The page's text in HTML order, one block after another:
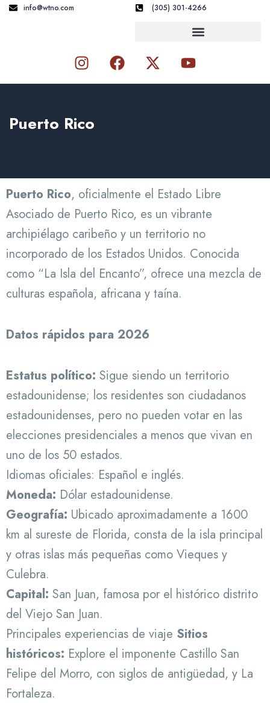
Skip
info@wtno.com (305) 301-4266
I
n
s
g
m
F
a
c
X
-
t
r
Y
o
u
Puerto Rico
Puerto Rico, oficialmente el Estado Libre
Asociado de Puerto Rico, es un vibrante
archipiélago caribeño y un territorio no
incorporado de los Estados Unidos. Conocida
como “La Isla del Encanto”, ofrece una mezcla de
culturas española, africana y taína.
Datos rápidos para 2026
Estatus político: Sigue siendo un territorio
estadounidense; los residentes son ciudadanos
estadounidenses, pero no pueden votar en las
elecciones presidenciales a menos que vivan en
uno de los 50 estados.
Idiomas oficiales: Español e inglés.
Moneda: Dólar estadounidense.
Geografía: Ubicado aproximadamente a 1600
km al sureste de Florida, consta de la isla principal
y otras islas más pequeñas como Vieques y
Culebra.
Capital: San Juan, famosa por el histórico distrito
del Viejo San Juan.
Principales experiencias de viaje Sitios
históricos: Explore el imponente Castillo San
Felipe del Morro, con siglos de antigüedad, y La
Fortaleza.